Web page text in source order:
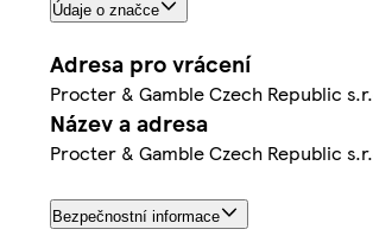
Údaje o značce
Adresa pro vrácení
Procter & Gamble Czech Republic
Název a adresa
Procter & Gamble Czech Republic
Bezpečnostní informace